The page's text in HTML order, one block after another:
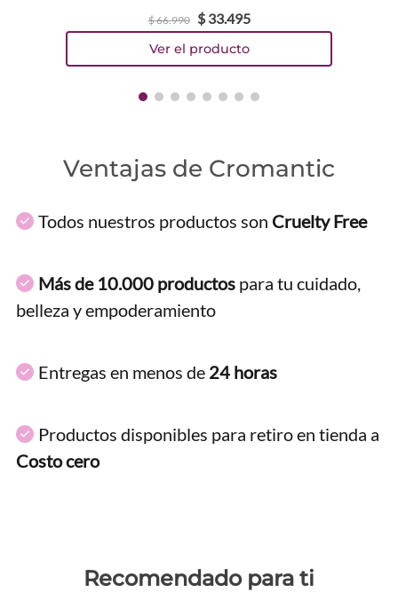
$66.990 $ 33.495
Ventajas de Cromantic
Todos nuestros productos son Cruelty Free
Más de 10.000 productos para tu cuidado,
belleza y empoderamiento
Entregas en menos de 24 horas
Productos disponibles para retiro en tienda a
Costo cero
Recomendado para ti